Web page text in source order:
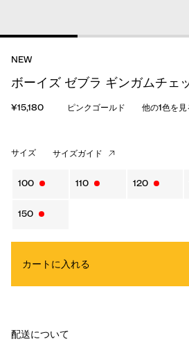
NEW
ボーイズ ゼブラ ギンガムチェ
¥15,180 ピンクゴールド 他の1色を見
サイズ サイズガイド
100 110 120
150
カートに入れる
配送について